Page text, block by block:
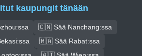
kaupungit tänään
🇨🇳 Sää Nanchang:ssa
🇲🇦 Sää Rabat:ssa